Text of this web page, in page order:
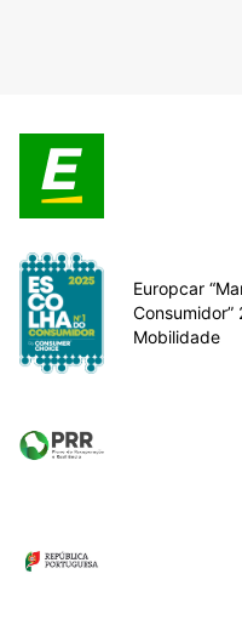
Europcar
Mobilidade